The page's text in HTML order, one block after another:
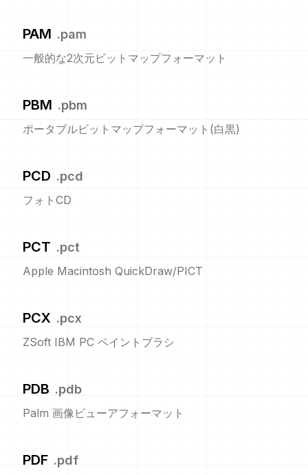
PAM .pam
一般的な2次元ビットマップフォーマット
PBM .pbm
ポータブルビットマップフォーマット(白黒)
PCD .pcd
フォトCD
PCT .pct
Apple Macintosh QuickDraw/PICT
PCX .pcx
ZSoft IBM PC ペイントブラシ
PDB .pdb
Palm 画像ビューアフォーマット
PDF .pdf